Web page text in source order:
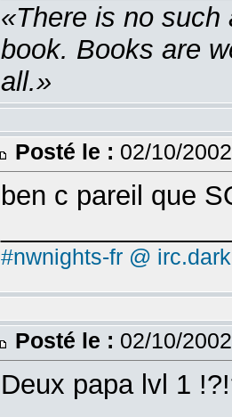
«There is no such
book. Books are
all.»
Posté le : 02/10/
ben c pareil que
#nwnights-fr @
Posté le : 02/10/
Deux papa lvl 1